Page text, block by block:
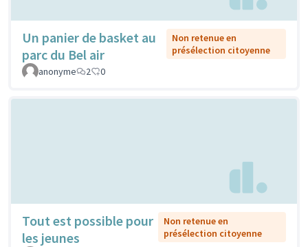
Un panier de basket au
parc du Bel air
Non retenue en
présélection citoyenne
anonyme
2 0
Tout est possible pour
les jeunes
Non retenue en
présélection citoyenne